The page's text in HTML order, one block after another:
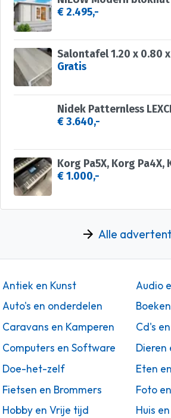
€ 2.495,-
Salontafel 1.20 x 0.80
Gratis
€ 3.640,-
€ 1.000,-
Alle
Antiek en Kunst
Audio
Auto's en onderdelen
Caravans en Kamperen
Cd's
Computers en Software
Dieren
Doe-het-zelf
Eten
Fietsen en Brommers
Foto
Hobby en Vrije tijd
Huis